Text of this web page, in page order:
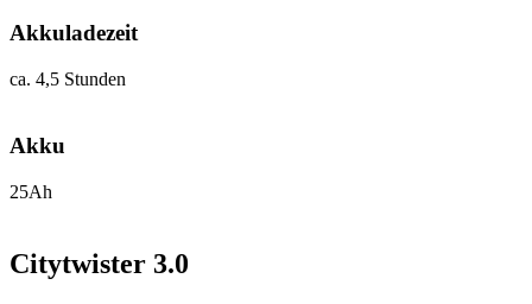
Akkuladezeit
ca. 4,5 Stunden
Akku
25Ah
Citytwister 3.0